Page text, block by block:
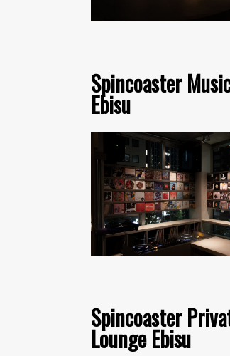
Spincoaster
Ebisu
Spincoaster
Lounge Ebisu